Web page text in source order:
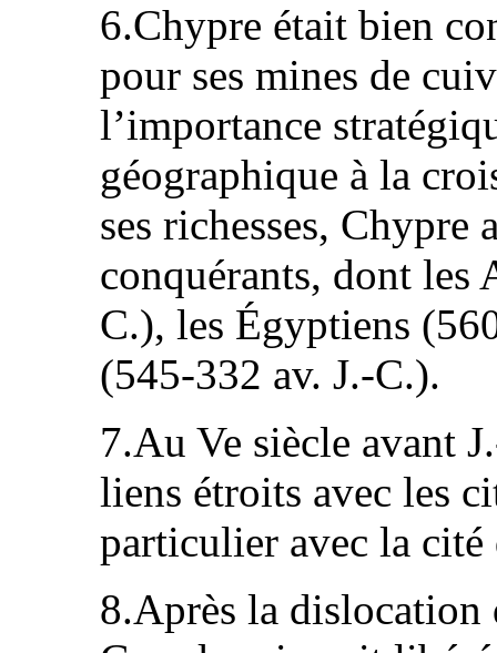
6.Chypre était bien
pour ses mines de
l’importance
géographique à la
ses richesses, Chypre
conquérants, dont les
C.), les Égyptiens
(545-332 av. J.-C.).
7.Au Ve siècle avant
liens étroits avec les
particulier avec la cité
8.Après la dislocation